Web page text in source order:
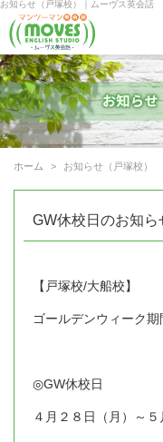
お知らせ（戸塚校）｜ムーヴス英会話
ホーム お知らせ（戸塚校）
GW休校日のお知ら
【戸塚校/大船校】
ゴールデンウィーク期
◎GW休校日
４月２８日（月）～５